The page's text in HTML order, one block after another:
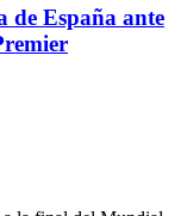
de España ante